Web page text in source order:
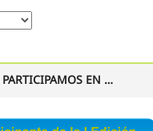
PARTICIPAMOS EN …